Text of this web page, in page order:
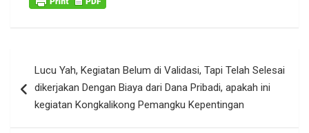
posLucu Yah, Kegiatan Belum di Validasi, Tapi Telah Selesai
dikerjakan Dengan Biaya dari Dana Pribadi, apakah ini
kegiatan Kongkalikong Pemangku Kepentingan